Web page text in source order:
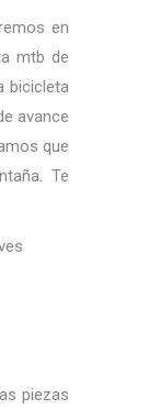
en
mtb de
bicicleta
avance
que
Te
piezas